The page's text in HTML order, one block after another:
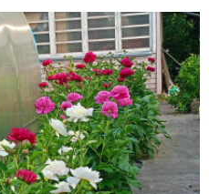
757
534